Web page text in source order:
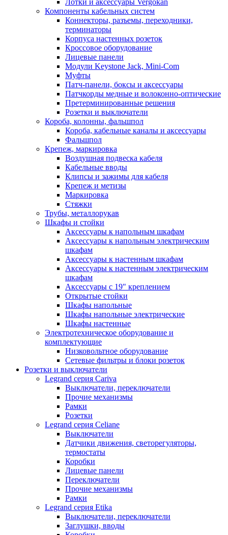
Компоненты кабельных систем
Коннекторы, разъемы, переходники,
терминаторы
Корпуса настенных розеток
Кроссовое оборудование
Лицевые панели
Модули Keystone Jack, Mini-Com
Муфты
Патч-панели, боксы и аксессуары
Патчкорды медные и волоконно-оптические
Претерминированные решения
Розетки и выключатели
Короба, колонны, фальшпол
Короба, кабельные каналы и аксессуары
Фальшпол
Крепеж, маркировка
Воздушная подвеска кабеля
Кабельные вводы
Клипсы и зажимы для кабеля
Крепеж и метизы
Маркировка
Стяжки
Трубы, металлорукав
Шкафы и стойки
Аксессуары к напольным шкафам
Аксессуары к напольным электрическим
шкафам
Аксессуары к настенным шкафам
Аксессуары к настенным электрическим
шкафам
Аксессуары с 19" креплением
Открытые стойки
Шкафы напольные
Шкафы напольные электрические
Шкафы настенные
Электротехническое оборудование и
комплектующие
Низковольтное оборудование
Сетевые фильтры и блоки розеток
Розетки и выключатели
Legrand серия Cariva
Выключатели, переключатели
Прочие механизмы
Рамки
Розетки
Legrand серия Celiane
Выключатели
Датчики движения, светорегуляторы,
термостаты
Коробки
Лицевые панели
Переключатели
Прочие механизмы
Рамки
Legrand серия Etika
Выключатели, переключатели
Заглушки, вводы